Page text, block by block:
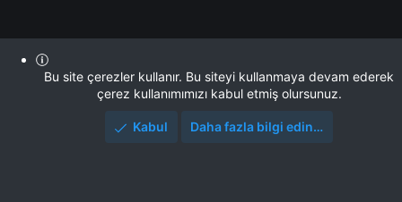
Bu site çerezler kullanır. Bu siteyi kullanmaya devam ederek
çerez kullanımımızı kabul etmiş olursunuz.
Kabul Daha fazla bilgi edin…